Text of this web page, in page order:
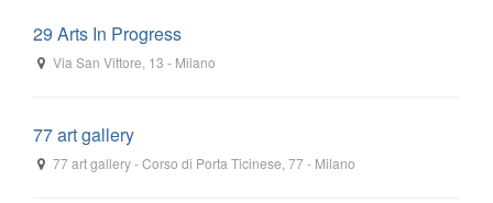
29 Arts In Progress
Via San Vittore, 13 - Milano
77 art gallery
77 art gallery-Corso di Porta Ticinese, 77- Milano